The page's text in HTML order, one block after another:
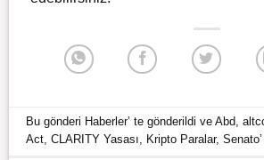
Bu gönderi Haberler’ te gönderildi veAbd,
Act,CLARITY Yasası, Kripto Paralar,Senato